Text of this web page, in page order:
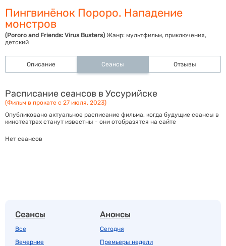
Пингвинёнок Пороро. Нападение
монстров
(Pororo and Friends: Virus Busters) Жанр: мультфильм, приключения,
детский
Описание Сеансы Отзывы
Расписание сеансов в Уссурийске
(Фильм в прокате с 27 июля, 2023)
Опубликовано актуальное расписание фильма, когда будущие сеансы в
кинотеатрах станут известны - они отобразятся на сайте
Нет сеансов
Сеансы
Все
Вечерние
Анонсы
Сегодня
Премьеры недели